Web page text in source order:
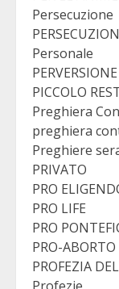
Persecuzione
Personale
PICCOLO
Preghiera
preghiera
Preghiere
PRIVATO
PRO
PRO LIFE
PRO
PRO-ABORTO
PROFEZIA